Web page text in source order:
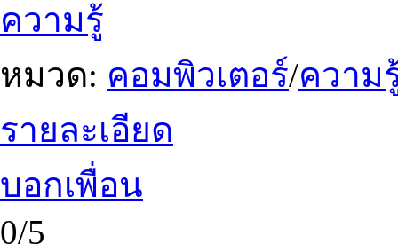
ความรู้
หมวด: คอมพิวเตอร์/ความ
รายละเอียด
บอกเพื่อน
0/5